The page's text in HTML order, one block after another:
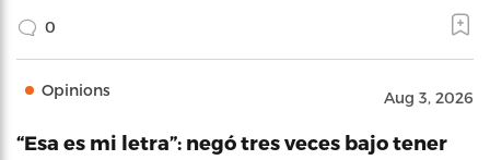
0
Opinions Aug 3, 2026
“Esa es mi letra”: negó tres veces bajo tener